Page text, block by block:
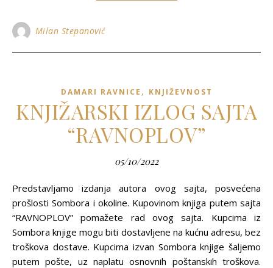
Milan Stepanović
DAMARI RAVNICE , KNJIŽEVNOST
KNJIŽARSKI IZLOG SAJTA
“RAVNOPLOV”
05/10/2022
Predstavljamo izdanja autora ovog sajta, posvećena
prošlosti Sombora i okoline. Kupovinom knjiga putem sajta
“RAVNOPLOV” pomažete rad ovog sajta. Kupcima iz
Sombora knjige mogu biti dostavljene na kućnu adresu, bez
troškova dostave. Kupcima izvan Sombora knjige šaljemo
putem pošte, uz naplatu osnovnih poštanskih troškova.